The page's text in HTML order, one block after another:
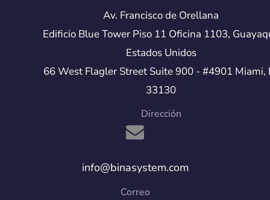
Av. Francisco de Orellana
Edificio Blue Tower Piso 11 Oficina 1103,
Estados Unidos
66 West Flagler Street Suite 900 - #4901 Miami,
33130
Dirección
info@binasystem.com
Correo